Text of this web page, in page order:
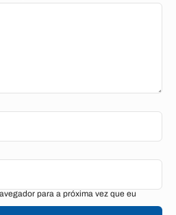
para a próxima vez que eu